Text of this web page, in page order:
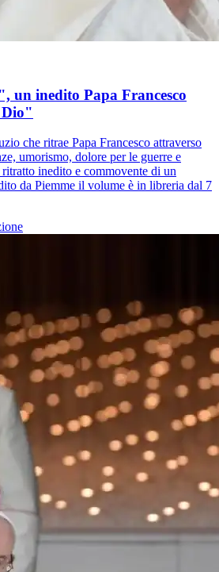
un inedito Papa Francesco
che ritrae Papa Francesco attraverso
umorismo, dolore per le guerre e
inedito e commovente di un
da Piemme il volume è in libreria dal 7